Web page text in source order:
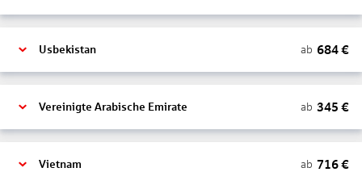
Usbekistan ab 684€
Vereinigte Arabische Emirate ab 345 €
Vietnam ab 716€